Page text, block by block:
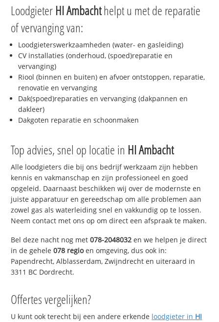
Loodgieter HI Ambachthelpt u met de reparatie
of vervanging van:
Loodgieterswerkzaamheden (water- en gasleiding)
CV installaties (onderhoud, (spoed)reparatie en
vervanging)
Riool (binnen en buiten) en afvoer ontstoppen, reparatie,
renovatie en vervanging
Dak(spoed)reparaties en vervanging (dakpannen en
dakleer)
Dakgoten reparatie en schoonmaken
Top advies, snel op locatie in HI Ambacht
Alle loodgieters die bij ons bedrijf werkzaam zijn hebben
kennis en vakmanschap en zijn professioneel en goed
opgeleid. Daarnaast beschikken wij over de modernste en
juiste apparatuur en gereedschap om alle problemen aan
zowel gas als waterleiding snel en vakkundig op te lossen.
Neem contact met ons op om direct een afspraak te maken.
Bel deze nacht nog met078-2048032 en we helpen je direct
in de gehele078 regioen omgeving, dus ook in:
Papendrecht, Alblasserdam, Zwijndrecht en uiteraard in
3311 BC Dordrecht.
Offertes vergelijken?
U kunt ook terecht bij een andere erkende loodgieter in HI